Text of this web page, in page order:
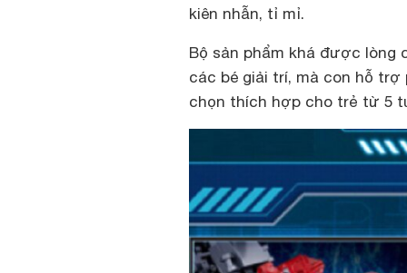
kiên nhẫn, tỉ mỉ.
Bộ sản phẩm khá được lòng
các bé giải trí, mà con hỗ
chọn thích hợp cho trẻ từ 5